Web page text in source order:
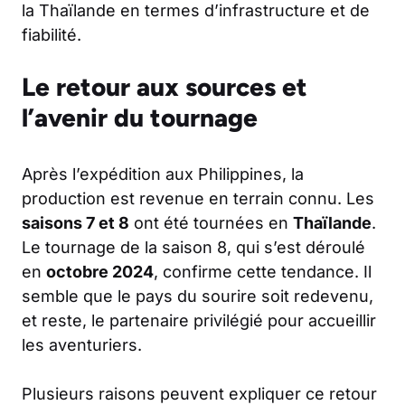
la Thaïlande en termes d’infrastructure et de
fiabilité.
Le retour aux sources et
l’avenir du tournage
Après l’expédition aux Philippines, la
production est revenue en terrain connu. Les
saisons 7 et 8 ont été tournées en Thaïlande.
Le tournage de la saison 8, qui s’est déroulé
en octobre 2024, confirme cette tendance. Il
semble que le pays du sourire soit redevenu,
et reste, le partenaire privilégié pour accueillir
les aventuriers.
Plusieurs raisons peuvent expliquer ce retour